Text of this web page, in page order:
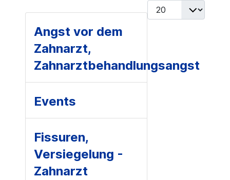
Anzeige #
Angst vor dem
Zahnarzt,
Zahnarztbehandlungsangst
Events
Fissuren,
Versiegelung -
Zahnarzt